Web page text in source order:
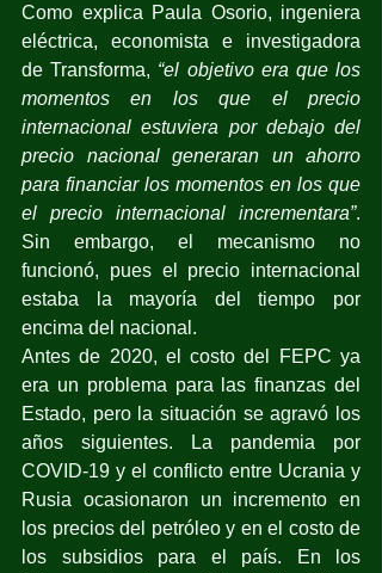
Como explica Paula Osorio, ingeniera
eléctrica, economista e investigadora
de Transforma, “el objetivo era que los
momentos en los que el precio
internacional estuviera por debajo del
precio nacional generaran un ahorro
para financiar los momentos en los que
el precio internacional incrementara”.
Sin embargo, el mecanismo no
funcionó, pues el precio internacional
estaba la mayoría del tiempo por
encima del nacional.
Antes de 2020, el costo del FEPC ya
era un problema para las finanzas del
Estado, pero la situación se agravó los
años siguientes. La pandemia por
COVID-19 y el conflicto entre Ucrania y
Rusia ocasionaron un incremento en
los precios del petróleo y en el costo de
los subsidios para el país. En los